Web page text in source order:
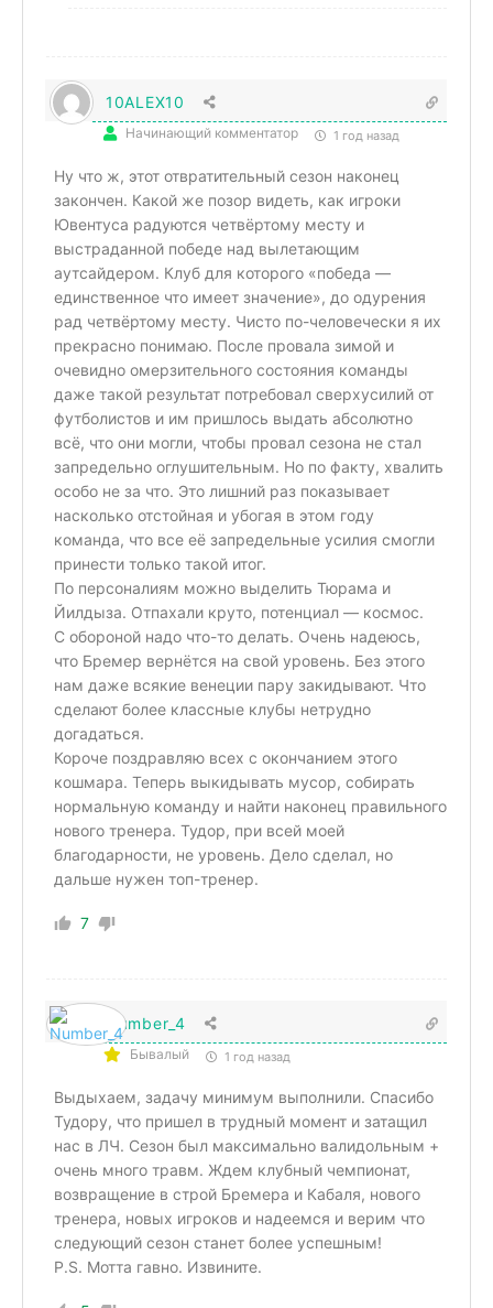
10ALEX10
Начинающий комментатор 1 год назад
Ну что ж, этот отвратительный сезон наконец
закончен. Какой же позор видеть, как игроки
Ювентуса радуются четвёртому месту и
выстраданной победе над вылетающим
аутсайдером. Клуб для которого «победа —
единственное что имеет значение», до одурения
рад четвёртому месту. Чисто по-человечески я их
прекрасно понимаю. После провала зимой и
очевидно омерзительного состояния команды
даже такой результат потребовал сверхусилий от
футболистов и им пришлось выдать абсолютно
всё, что они могли, чтобы провал сезона не стал
запредельно оглушительным. Но по факту, хвалить
особо не за что. Это лишний раз показывает
насколько отстойная и убогая в этом году
команда, что все её запредельные усилия смогли
принести только такой итог.
По персоналиям можно выделить Тюрама и
Йилдыза. Отпахали круто, потенциал — космос.
С обороной надо что-то делать. Очень надеюсь,
что Бремер вернётся на свой уровень. Без этого
нам даже всякие венеции пару закидывают. Что
сделают более классные клубы нетрудно
догадаться.
Короче поздравляю всех с окончанием этого
кошмара. Теперь выкидывать мусор, собирать
нормальную команду и найти наконец правильного
нового тренера. Тудор, при всей моей
благодарности, не уровень. Дело сделал, но
дальше нужен топ-тренер.
7
Number_4
Бывалый 1 год назад
Выдыхаем, задачу минимум выполнили. Спасибо
Тудору, что пришел в трудный момент и затащил
нас в ЛЧ. Сезон был максимально валидольным +
очень много травм. Ждем клубный чемпионат,
возвращение в строй Бремера и Кабаля, нового
тренера, новых игроков и надеемся и верим что
следующий сезон станет более успешным!
P.S. Мотта гавно. Извините.